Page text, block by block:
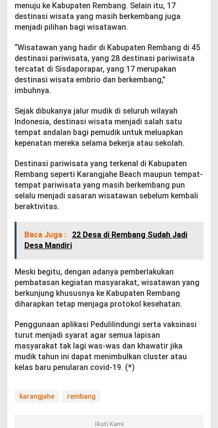
menuju ke Kabupaten Rembang. Selain itu, 17
destinasi wisata yang masih berkembang juga
menjadi pilihan bagi wisatawan.
“Wisatawan yang hadir di Kabupaten Rembang di 45
destinasi pariwisata, yang 28 destinasi pariwisata
tercatat di Sisdaporapar, yang 17 merupakan
destinasi wisata embrio dan berkembang,”
imbuhnya.
Sejak dibukanya jalur mudik di seluruh wilayah
Indonesia, destinasi wisata menjadi salah satu
tempat andalan bagi pemudik untuk meluapkan
kepenatan mereka selama bekerja atau sekolah.
Destinasi pariwisata yang terkenal di Kabupaten
Rembang seperti Karangjahe Beach maupun tempat-
tempat pariwisata yang masih berkembang pun
selalu menjadi sasaran wisatawan sebelum kembali
beraktivitas.
Baca Juga :
22 Desa di Rembang Sudah Jadi
Desa Mandiri
Meski begitu, dengan adanya pemberlakukan
pembatasan kegiatan masyarakat, wisatawan yang
berkunjung khususnya ke Kabupaten Rembang
diharapkan tetap menjaga protokol kesehatan.
Penggunaan aplikasi Pedulilindungi serta vaksinasi
turut menjadi syarat agar semua lapisan
masyarakat tak lagi was-was dan khawatir jika
mudik tahun ini dapat menimbulkan cluster atau
kelas baru penularan covid-19. (*)
karangjahe rembang
Ikuti Kami